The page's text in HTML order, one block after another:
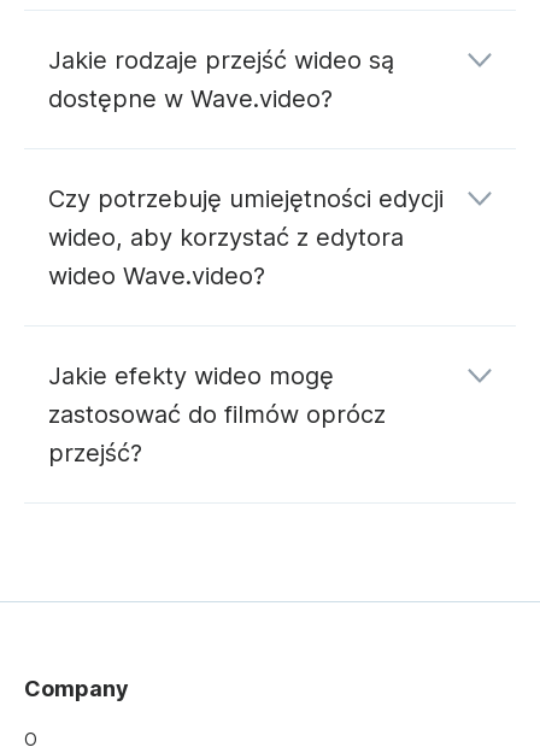
Jakie rodzaje przejść wideo są
dostępne w Wave.video?
Czy potrzebuję umiejętności edycji
wideo, aby korzystać z edytora
wideo Wave.video?
Jakie efekty wideo mogę
zastosować do filmów oprócz
przejść?
Company
O